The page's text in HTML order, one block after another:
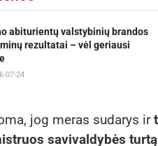
abiturientų valstybinių brandos
rezultatai – vėl geriausi
07-24
jog meras sudarys ir
savivaldybės